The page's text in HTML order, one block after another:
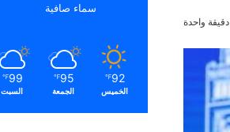
دقيقة واحدة
سماء صافية
92
℉
الخميس
95
℉
الجمعة
99
℉
السبت